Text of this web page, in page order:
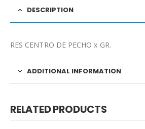
DESCRIPTION
RES CENTRO DE PECHO x GR.
ADDITIONAL INFORMATION
RELATED PRODUCTS